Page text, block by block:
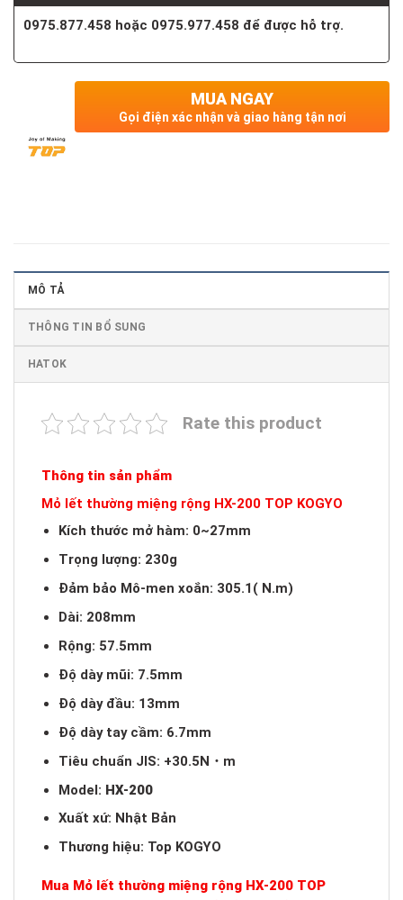
0975.877.458 hoặc 0975.977.458 để được hỗ trợ.
MUA NGAY
Gọi điện xác nhận và giao hàng tận nơi
MÔ TẢ
THÔNG TIN BỔ SUNG
HATOK
Rate this product
Thông tin sản phẩm
Mỏ lết thường miệng rộng HX-200 TOP KOGYO
Kích thước mở hàm: 0~27mm
Trọng lượng: 230g
Đảm bảo Mô-men xoắn: 305.1( N.m)
Dài: 208mm
Rộng: 57.5mm
Độ dày mũi: 7.5mm
Độ dày đầu: 13mm
Độ dày tay cầm: 6.7mm
Tiêu chuẩn JIS: +30.5N・m
Model: HX-200
Xuất xứ: Nhật Bản
Thương hiệu: Top KOGYO
Mua Mỏ lết thường miệng rộng HX-200 TOP